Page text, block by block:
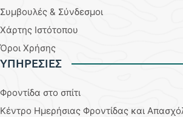
Συμβουλές & Σύνδεσμοι
Χάρτης Ιστότοπου
Όροι Χρήσης
YΠΗΡΕΣΙΕΣ
Φροντίδα στο σπίτι
Κέντρο Ημερήσιας Φροντίδας και